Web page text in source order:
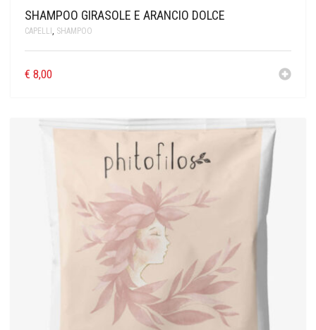
SHAMPOO GIRASOLE E ARANCIO DOLCE
CAPELLI , SHAMPOO
€ 8,00